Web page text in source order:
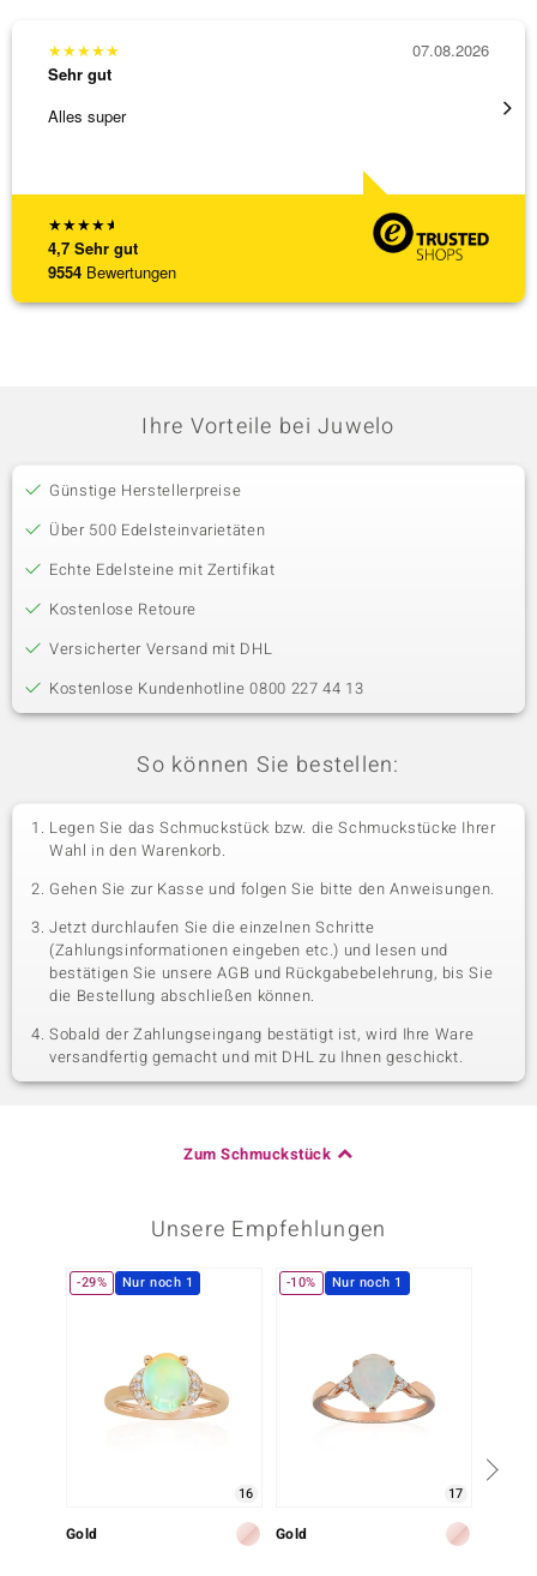
★★★★★
4,7 Sehr gut
9554 Bewertungen
★★★★★
Sehr gut
Alles super
07.08.2026
Ihre Vorteile bei Juwelo
Günstige Herstellerpreise
Über 500 Edelsteinvarietäten
Echte Edelsteine mit Zertifikat
Kostenlose Retoure
Versicherter Versand mit DHL
Kostenlose Kundenhotline 0800 227 44 13
So können Sie bestellen:
Legen Sie das Schmuckstück bzw. die Schmuckstücke Ihrer
Wahl in den Warenkorb.
Gehen Sie zur Kasse und folgen Sie bitte den Anweisungen.
Jetzt durchlaufen Sie die einzelnen Schritte
(Zahlungsinformationen eingeben etc.) und lesen und
bestätigen Sie unsere AGB und Rückgabebelehrung, bis Sie
die Bestellung abschließen können.
Sobald der Zahlungseingang bestätigt ist, wird Ihre Ware
versandfertig gemacht und mit DHL zu Ihnen geschickt.
Zum Schmuckstück
Unsere Empfehlungen
-29% Nur noch 1
16
Gold
-10% Nur noch 1
17
Gold